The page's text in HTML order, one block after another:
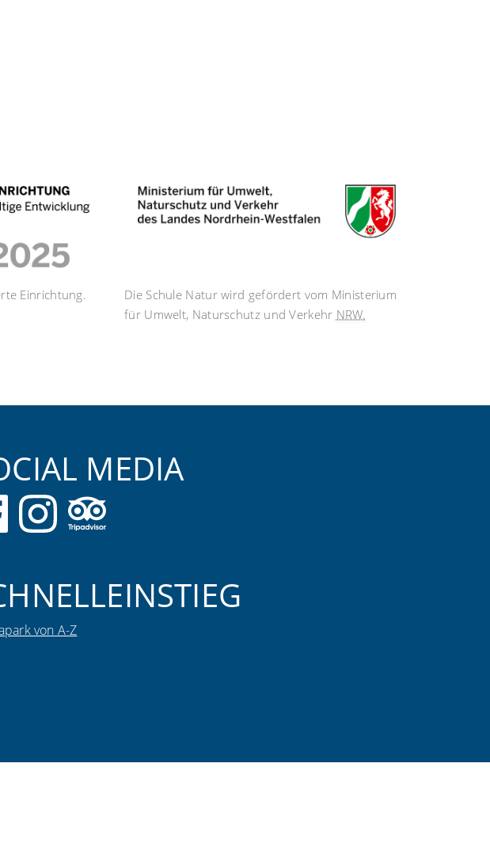
Einrichtung.
Die Schule Natur wird gefördert vom Ministerium
für Umwelt, Naturschutz und Verkehr NRW.
MEDIA
von A-Z